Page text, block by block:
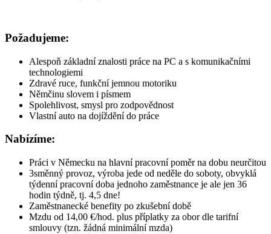
Požadujeme:
Alespoň základní znalosti práce na PC a s komunikačními
technologiemi
Zdravé ruce, funkční jemnou motoriku
Němčinu slovem i písmem
Spolehlivost, smysl pro zodpovědnost
Vlastní auto na dojíždění do práce
Nabízíme:
Práci v Německu na hlavní pracovní poměr na dobu neurčitou
3směnný provoz, výroba jede od neděle do soboty, obvyklá
týdenní pracovní doba jednoho zaměstnance je ale jen 36
hodin týdně, tj. 4,5 dne!
Zaměstnanecké benefity po zkušební době
Mzdu od 14,00 €/hod. plus příplatky za obor dle tarifní
smlouvy (tzn. žádná minimální mzda)